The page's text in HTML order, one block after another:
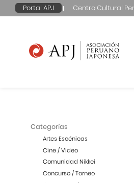
Portal APJ Centro Cultural
Categorías
Artes Escénicas
Cine / Video
Comunidad Nikkei
Concurso / Torneo